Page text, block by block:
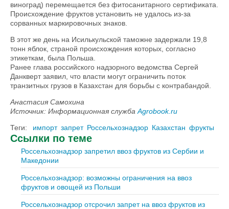
виноград) перемещается без фитосанитарного сертификата.
Происхождение фруктов установить не удалось из-за
сорванных маркировочных знаков.
В этот же день на Исилькульской таможне задержали 19,8
тонн яблок, страной происхождения которых, согласно
этикеткам, была Польша.
Ранее глава российского надзорного ведомства Сергей
Данкверт заявил, что власти могут ограничить поток
транзитных грузов в Казахстан для борьбы с контрабандой.
Анастасия Самохина
Источник: Информационная служба Agrobook.ru
Теги:
импорт запрет Россельхознадзор Казахстан фрукты
Ссылки по теме
Россельхознадзор запретил ввоз фруктов из Сербии и
Македонии
Россельхознадзор: возможны ограничения на ввоз
фруктов и овощей из Польши
Россельхознадзор отсрочил запрет на ввоз фруктов из